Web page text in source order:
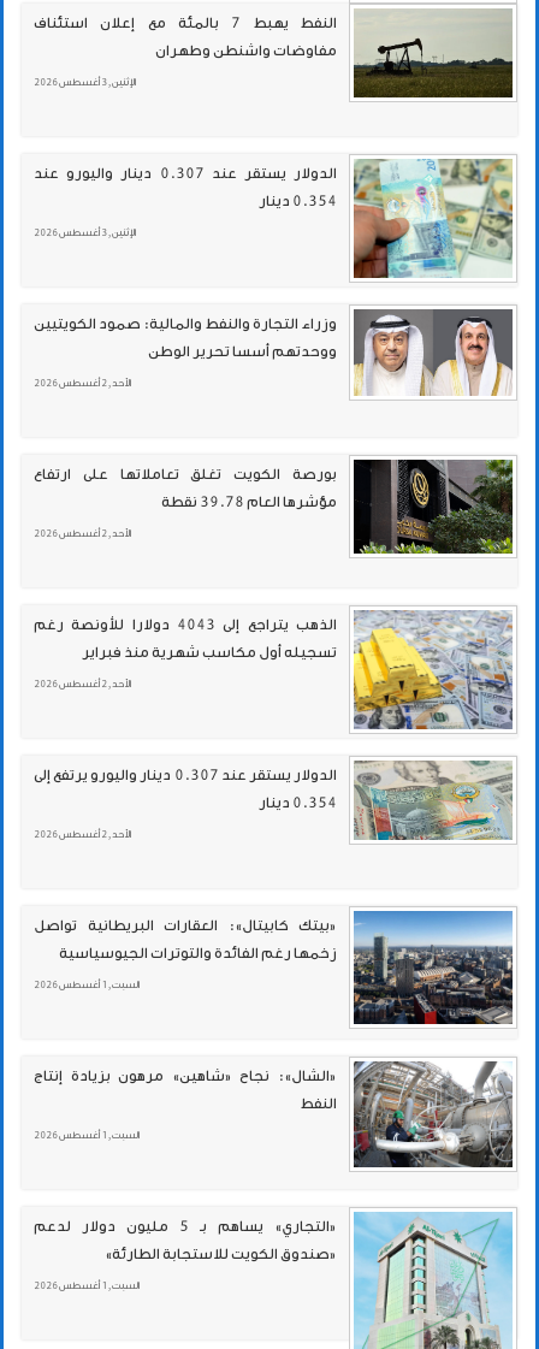
النفط يهبط 7 بالمئة مع إعلان استئناف
مفاوضات واشنطن وطهران
الإثنين , 3 أغسطس 2026
الدولار يستقر عند 0.307 دينار واليورو عند
0.354 دينار
الإثنين , 3 أغسطس 2026
وزراء التجارة والنفط والمالية: صمود الكويتيين
ووحدتهم أسسا تحرير الوطن
الأحد , 2 أغسطس 2026
بورصة الكويت تغلق تعاملاتها على ارتفاع
مؤشرها العام 39.78 نقطة
الأحد , 2 أغسطس 2026
الذهب يتراجع إلى 4043 دولارا للأونصة رغم
تسجيله أول مكاسب شهرية منذ فبراير
الأحد , 2 أغسطس 2026
الدولار يستقر عند 0.307 دينار واليورو يرتفع إلى
0.354 دينار
الأحد , 2 أغسطس 2026
«بيتك كابيتال»: العقارات البريطانية تواصل
زخمها رغم الفائدة والتوترات الجيوسياسية
السبت , 1 أغسطس 2026
«الشال»: نجاح «شاهين» مرهون بزيادة إنتاج
النفط
السبت , 1 أغسطس 2026
«التجاري» يساهم بـ 5 مليون دولار لدعم
«صندوق الكويت للاستجابة الطارئة»
السبت , 1 أغسطس 2026